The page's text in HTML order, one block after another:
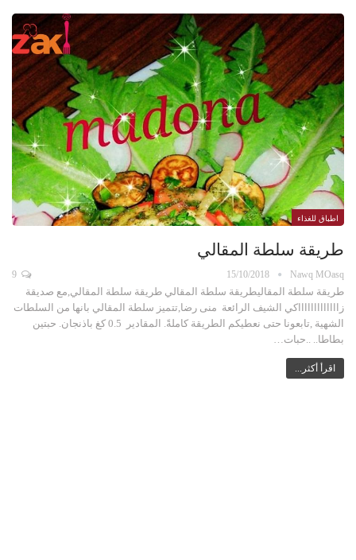
اطباق للغذاء
طريقة سلطة المقالي
Nawq MOasq
15/10/2018
طريقة سلطة المقاليطريقة سلطة المقالي طريقة سلطة المقالي,مع صديقة
زاااااااااااااكي الشيف الرائعة منى رضا,تتميز سلطة المقالي بانها من السلطات
الشهية ,تابعونا حتى نعطيكم الطريقة كاملةً. المقادير 0.5 كغ باذنجان. حبتين
بطاطا.. ..حبات…
اقرأ أكثر...